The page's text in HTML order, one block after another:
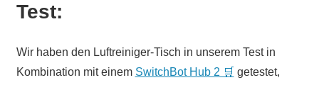
Test:
Wir haben den Luftreiniger-Tisch in unserem Test in
Kombination mit einem SwitchBot Hub 2 🛒 getestet,